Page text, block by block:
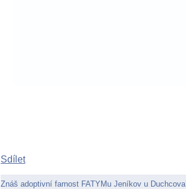
Sdílet
Znáš adoptivní farnost FATYMu Jeníkov u